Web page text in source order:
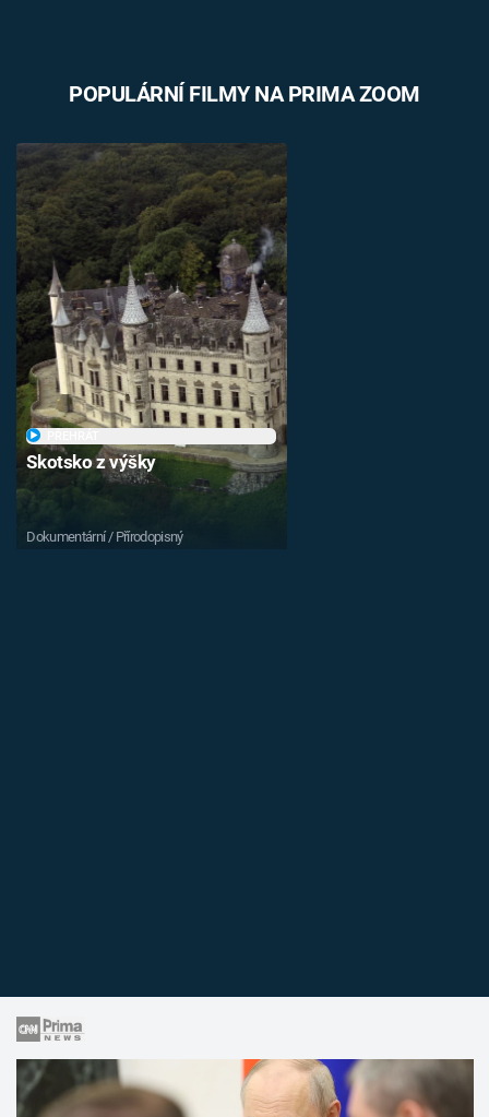
POPULÁRNÍ FILMY NA PRIMA ZOOM
Skotsko z výšky
Dokumentární / Přírodopisný